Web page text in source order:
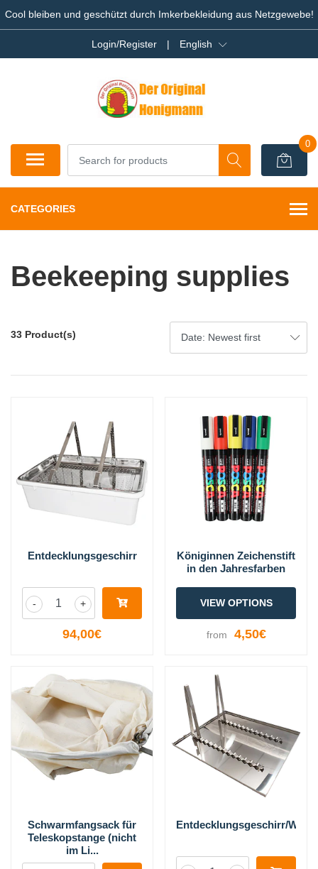
Cool bleiben und geschützt durch Imkerbekleidung aus Netzgewebe!
Login/Register | English
0
CATEGORIES
Beekeeping supplies
33 Product(s)
Entdecklungsgeschirr
+
-
94,00€
Königinnen Zeichenstift
in den Jahresfarben
VIEW OPTIONS
from 4,50€
Schwarmfangsack für
Teleskopstange (nicht
im Li...
Entdecklungsgeschirr/